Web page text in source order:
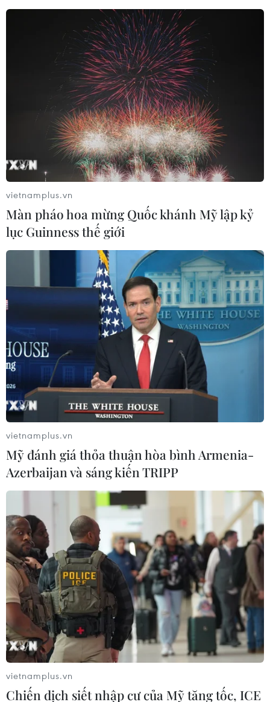
vietnamplus.vn
Màn pháo hoa mừng Quốc khánh Mỹ lập kỷ
lục Guinness thế giới
vietnamplus.vn
Mỹ đánh giá thỏa thuận hòa bình Armenia-
Azerbaijan và sáng kiến TRIPP
vietnamplus.vn
Chiến dịch siết nhập cư của Mỹ tăng tốc, ICE